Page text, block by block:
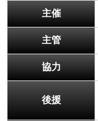
主催
主管
協力
後援